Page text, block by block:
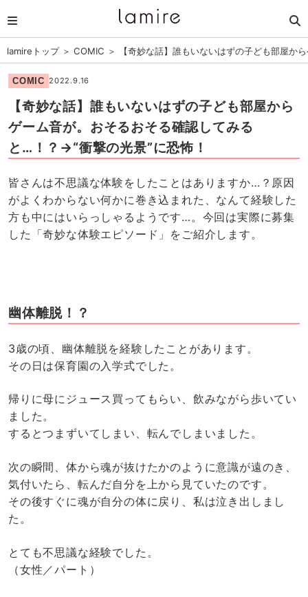
lamireトップ＞ COMIC ＞ 【奇妙な話】誰もいないはずの子ども部屋
COMIC 2022.9.16
【奇妙な話】誰もいないはずの子ども部屋から
ゲーム音が。おそるおそる確認してみる
と…！？→“衝撃の光景”に恐怖！
皆さんは不思議な体験をしたことはありますか…？原因
がよくわからない何かに巻き込まれた、なんて経験した
方も中にはいらっしゃるようです…。今回は実際に募集
した「奇妙な体験エピソード」をご紹介します。
幽体離脱！？
3歳の頃、幽体離脱を経験したことがあります。
その日は保育園の入学式でした。
帰りに母にジュース買ってもらい、飲みながら歩いてい
ました。
するとつまずいてしまい、転んでしまいました。
次の瞬間、体から魂が抜けたかのように意識が遠のき、
気付いたら、転んだ自分を上から見ていたのです。
その後すぐに魂が自分の体に戻り、私は泣き出しまし
た。
とても不思議な経験でした。
（女性／パート）